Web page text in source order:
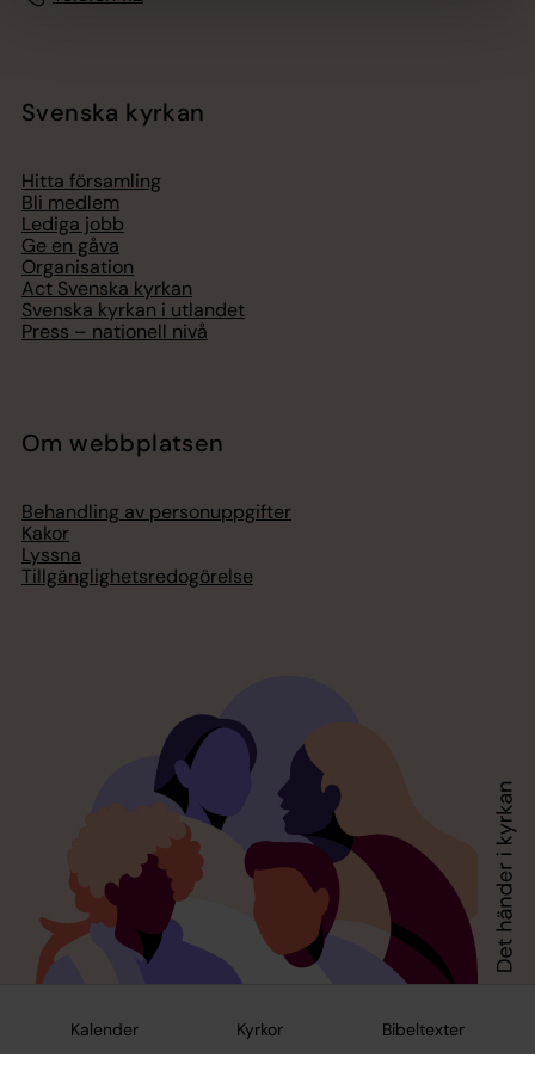
Kalender Kyrkor Bibeltexter
Svenska kyrkan
Hitta församling
Bli medlem
Lediga jobb
Ge en gåva
Organisation
Act Svenska kyrkan
Svenska kyrkan i utlandet
Press – nationell nivå
Om webbplatsen
Behandling av personuppgifter
Kakor
Lyssna
Tillgänglighetsredogörelse